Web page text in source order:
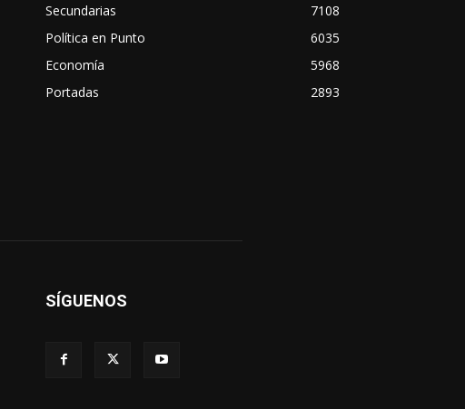
Secundarias
7108
Política en Punto
6035
Economía
5968
Portadas
2893
SÍGUENOS